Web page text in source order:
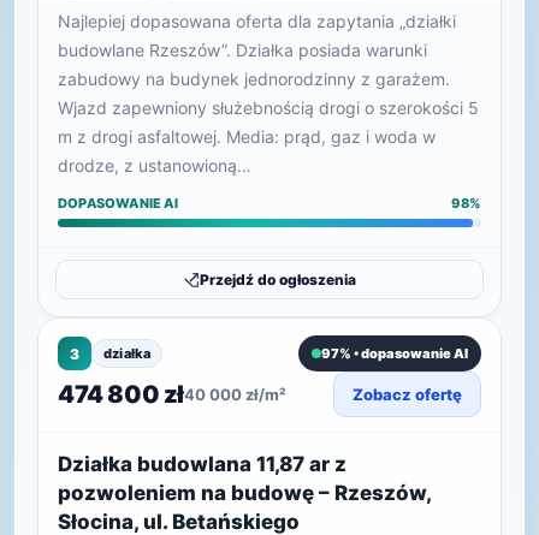
Najlepiej dopasowana oferta dla zapytania „działki
budowlane Rzeszów”. Działka posiada warunki
zabudowy na budynek jednorodzinny z garażem.
Wjazd zapewniony służebnością drogi o szerokości 5
m z drogi asfaltowej. Media: prąd, gaz i woda w
drodze, z ustanowioną…
DOPASOWANIE AI 98%
Przejdź do ogłoszenia
3 działka 97% • dopasowanie AI
474 800 zł40 000 zł/m² Zobacz ofertę
Działka budowlana 11,87 ar z
pozwoleniem na budowę – Rzeszów,
Słocina, ul. Betańskiego